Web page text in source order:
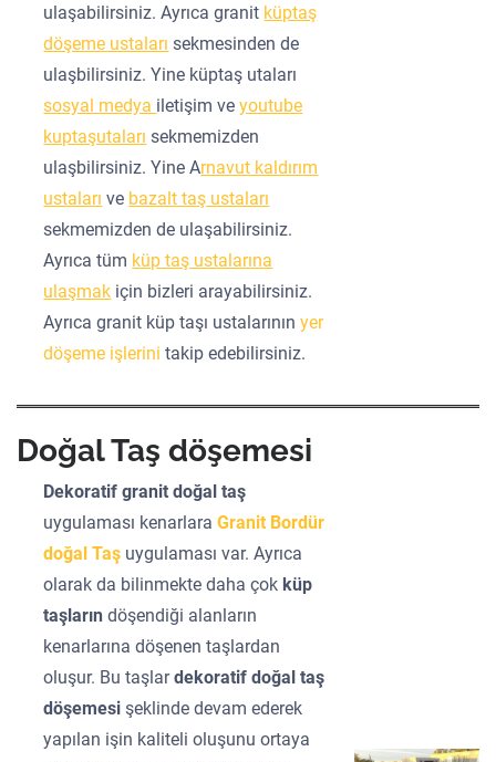
ulaşabilirsiniz. Ayrıca granit küptaş
döşeme ustaları sekmesinden de
ulaşbilirsiniz. Yine küptaş utaları
sosyal medya iletişim veyoutube
kuptaşutaları sekmemizden
ulaşbilirsiniz. Yine Arnavut kaldırım
ustaları ve bazalt taş ustaları
sekmemizden de ulaşabilirsiniz.
Ayrıca tüm küp taş ustalarına
ulaşmak için bizleri arayabilirsiniz.
Ayrıca granit küp taşı ustalarının yer
döşeme işlerini takip edebilirsiniz.
Doğal Taş döşemesi
Dekoratif granit doğal taş
uygulaması kenarlaraGranit Bordür
doğal Taş uygulaması var. Ayrıca
olarak da bilinmekte daha çok küp
taşların döşendiği alanların
kenarlarına döşenen taşlardan
oluşur. Bu taşlardekoratif doğal taş
döşemesişeklinde devam ederek
yapılan işin kaliteli oluşunu ortaya